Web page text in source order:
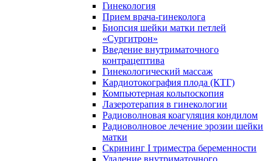
Гинекология
Прием врача-гинеколога
Биопсия шейки матки петлей
«Сургитрон»
Введение внутриматочного
контрацептива
Гинекологический массаж
Кардиотокография плода (КТГ)
Компьютерная кольпоскопия
Лазеротерапия в гинекологии
Радиоволновая коагуляция кондилом
Радиоволновое лечение эрозии шейки
матки
Скрининг I триместра беременности
Удаление внутриматочного